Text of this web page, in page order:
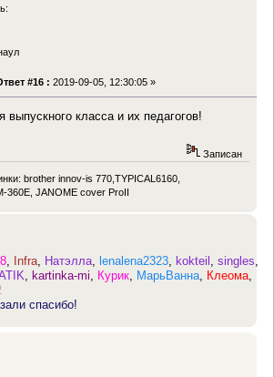
#16 : 2019-09-05, 12:30:05 »
класса и их педагогов!
Записан
brother innov-is 770,TYPICAL6160,
360E, JANOME cover ProII
Infra Натэлла lenalena2323 kokteil ,singles
kartinka-mi Курик МарьВанна Клеома
спасибо!